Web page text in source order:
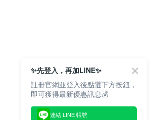
✨先登入，再加LINE✨
註冊官網並登入後點選下方按鈕，
即可獲得最新優惠訊息💰
連結 LINE 帳號